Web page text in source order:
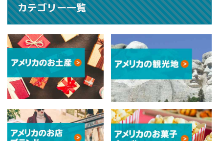
カテゴリー一覧